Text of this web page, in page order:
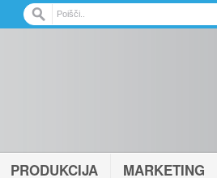
PRODUKCIJA MARKETING